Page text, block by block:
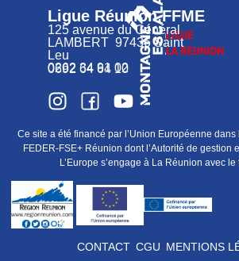
Marketing,
pour sa
côtés de
Ligue Réunion FFME
125 avenue du Général
LAMBERT 97436 Saint
Leu
0262 34 91 02
0692 64 64 10
Ce site a été financé par l’Union Européenne
FEDER-FSE+ Réunion dont l’Autorité de gestion
L’Europe s’engage à La Réunion avec
CONTACT CGU MENTIONS